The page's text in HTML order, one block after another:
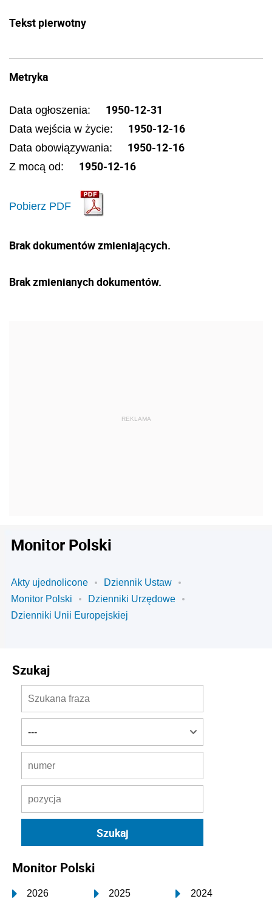
Tekst pierwotny
Metryka
Data ogłoszenia: 1950-12-31
Data wejścia w życie: 1950-12-16
Data obowiązywania: 1950-12-16
Z mocą od: 1950-12-16
Pobierz PDF
Brak dokumentów zmieniających.
Brak zmienianych dokumentów.
Monitor Polski
Akty ujednolicone
Dziennik Ustaw
Monitor Polski
Dzienniki Urzędowe
Dzienniki Unii Europejskiej
Szukaj
Monitor Polski
2026 2025 2024